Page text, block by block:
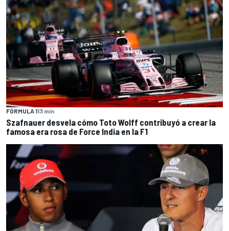
FÓRMULA 113 min
Szafnauer desvela cómo Toto Wolff contribuyó a crear la
famosa era rosa de Force India en la F1